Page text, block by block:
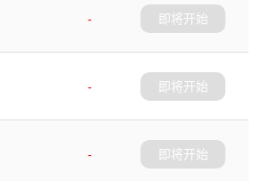
-
即将开始
-
即将开始
-
即将开始